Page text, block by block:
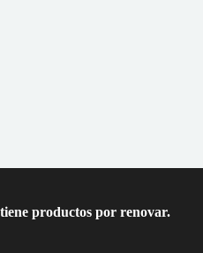
productos por renovar.